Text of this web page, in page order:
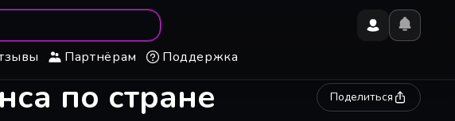
Партнёрам Поддержка
по стране Поделиться